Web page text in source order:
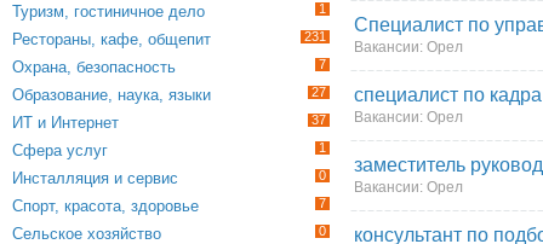
Туризм, гостиничное дело 1
Рестораны, кафе, общепит 231
Охрана, безопасность 7
Образование, наука, языки 27
ИТ и Интернет 37
Сфера услуг 1
Инсталляция и сервис 0
Спорт, красота, здоровье 7
Сельское хозяйство 0
Специалист по
Вакансии: Орел
специалист по
Вакансии: Орел
заместитель
Вакансии: Орел
консультант по